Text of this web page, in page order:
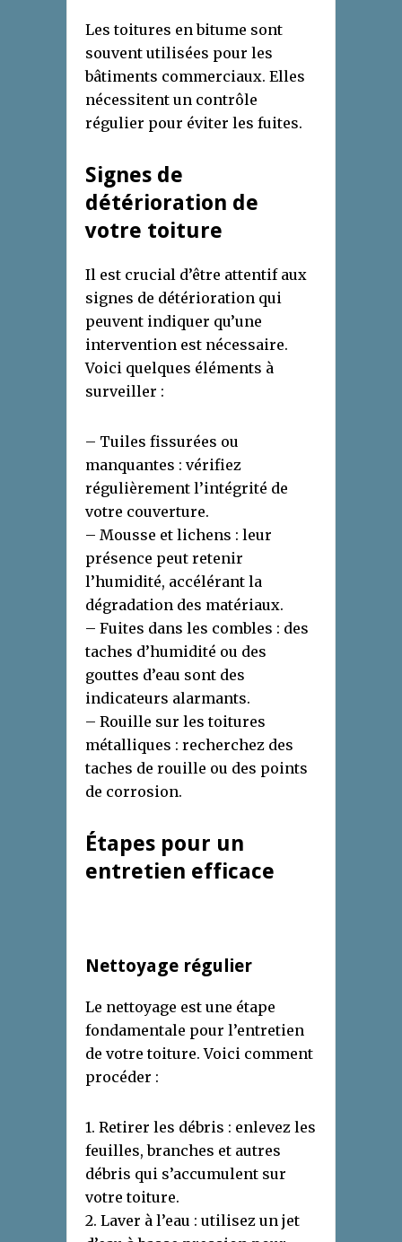
Les toitures en bitume sont
souvent utilisées pour les
bâtiments commerciaux. Elles
nécessitent un contrôle
régulier pour éviter les fuites.
Signes de
détérioration de
votre toiture
Il est crucial d’être attentif aux
signes de détérioration qui
peuvent indiquer qu’une
intervention est nécessaire.
Voici quelques éléments à
surveiller :
– Tuiles fissurées ou
manquantes : vérifiez
régulièrement l’intégrité de
votre couverture.
– Mousse et lichens : leur
présence peut retenir
l’humidité, accélérant la
dégradation des matériaux.
– Fuites dans les combles : des
taches d’humidité ou des
gouttes d’eau sont des
indicateurs alarmants.
– Rouille sur les toitures
métalliques : recherchez des
taches de rouille ou des points
de corrosion.
Étapes pour un
entretien efficace
Nettoyage régulier
Le nettoyage est une étape
fondamentale pour l’entretien
de votre toiture. Voici comment
procéder :
1. Retirer les débris : enlevez les
feuilles, branches et autres
débris qui s’accumulent sur
votre toiture.
2. Laver à l’eau : utilisez un jet